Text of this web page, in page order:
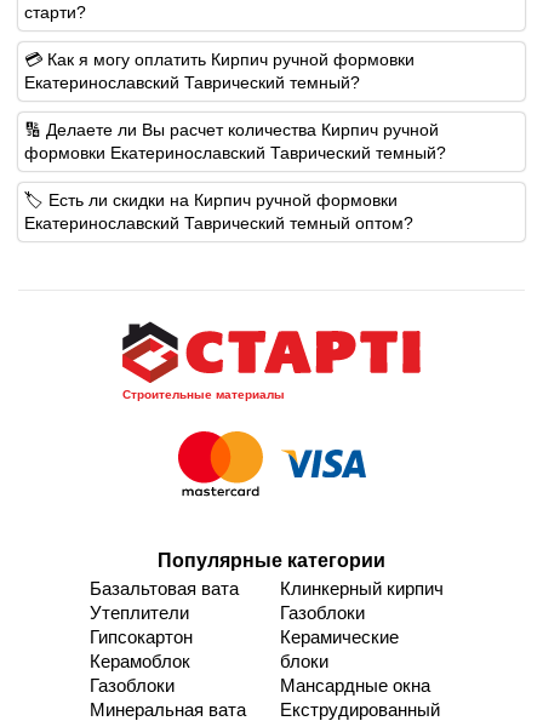
старти?
💳 Как я могу оплатить Кирпич ручной формовки
Екатеринославский Таврический темный?
🔢 Делаете ли Вы расчет количества Кирпич ручной
формовки Екатеринославский Таврический темный?
🏷️ Есть ли скидки на Кирпич ручной формовки
Екатеринославский Таврический темный оптом?
Строительные материалы
Популярные категории
Базальтовая вата
Утеплители
Гипсокартон
Керамоблок
Газоблоки
Минеральная вата
Клинкерный кирпич
Газоблоки
Керамические
блоки
Мансардные окна
Екструдированный